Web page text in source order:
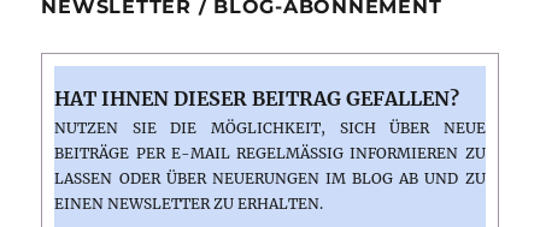
NEWSLETTER / BLOG-ABONNEMENT
HAT IHNEN DIESER BEITRAG GEFALLEN?
NUTZEN SIE DIE MÖGLICHKEIT, SICH ÜBER NEUE
BEITRÄGE PER E-MAIL REGELMÄSSIG INFORMIEREN ZU L
ASSEN ODER ÜBER NEUERUNGEN IM BLOG AB UND ZU E
INEN NEWSLETTER ZU ERHALTEN.